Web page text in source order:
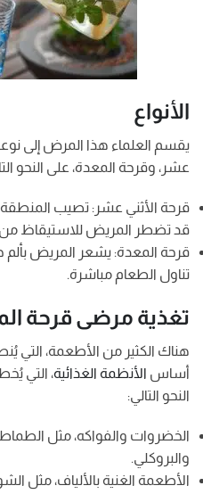
الأنواع
يقسم العلماء هذا المرض إلى
عشر، وقرحة المعدة، على النحو
قرحة الأثني عشر: تصيب المنطقة
قد تضطر المريض للاستيقاظ من
قرحة المعدة: يشعر المريض بألم
تناول الطعام مباشرة.
تغذية مرضى قرحة
هناك الكثير من الأطعمة، التي
أساس الأنظمة الغذائية، التي
النحو التالي:
الخضروات والفواكه، مثل
والبروكلي.
الأطعمة الغنية بالألياف، مثل